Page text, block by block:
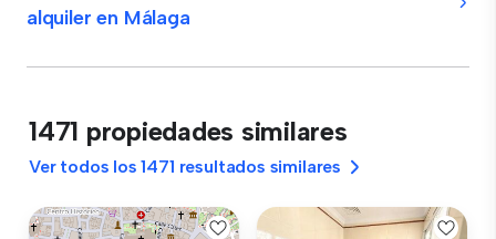
alquiler en Málaga
1471 propiedades similares
Ver todos los 1471 resultados similares